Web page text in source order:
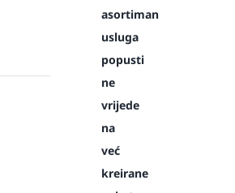
asortiman
usluga
popusti
ne
vrijede
na
već
kreirane